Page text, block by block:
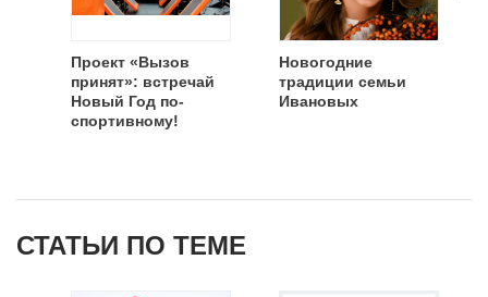
Проект «Вызов
принят»: встречай
Новый Год по-
спортивному!
Новогодние
традиции семьи
Ивановых
СТАТЬИ ПО ТЕМЕ